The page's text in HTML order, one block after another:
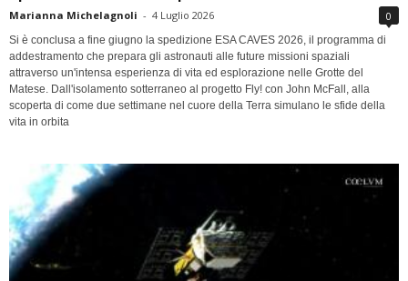
Marianna Michelagnoli - 4 Luglio 2026 0
Si è conclusa a fine giugno la spedizione ESA CAVES 2026, il programma di
addestramento che prepara gli astronauti alle future missioni spaziali
attraverso un'intensa esperienza di vita ed esplorazione nelle Grotte del
Matese. Dall'isolamento sotterraneo al progetto Fly! con John McFall, alla
scoperta di come due settimane nel cuore della Terra simulano le sfide della
vita in orbita